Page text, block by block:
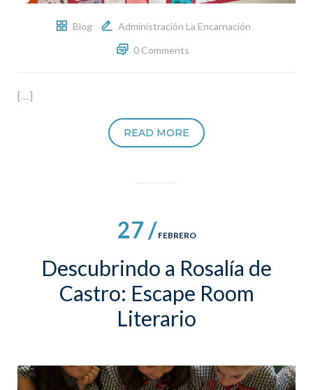
Blog
Administración La Encarnación
0 Comments
[…]
READ MORE
27 / FEBRERO
Descubrindo a Rosalía de
Castro: Escape Room
Literario